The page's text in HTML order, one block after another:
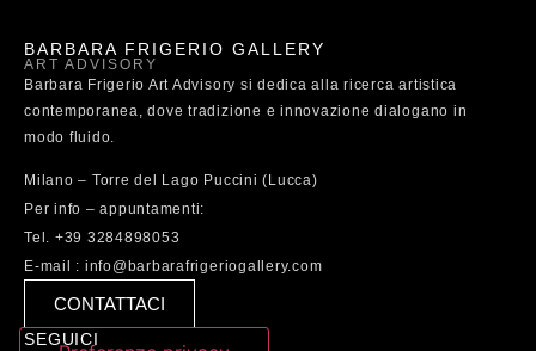
BARBARA FRIGERIO GALLERY
ART ADVISORY
Barbara Frigerio Art Advisory si dedica alla ricerca artistica
contemporanea, dove tradizione e innovazione dialogano in
modo fluido.
Milano – Torre del Lago Puccini (Lucca)
Per info – appuntamenti:
Tel. +39 3284898053
E-mail : info@barbarafrigeriogallery.com
CONTATTACI
SEGUICI